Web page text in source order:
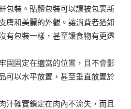
包裝。貼體包裝可以讓被包裹新
膚和美麗的外觀。讓消費者猶如
有包裝一樣，甚至讓食物有更透
固固定在適當的位置，且不會影
可以水平放置，甚至垂直放置於
汁確實鎖定在肉內不流失，而且